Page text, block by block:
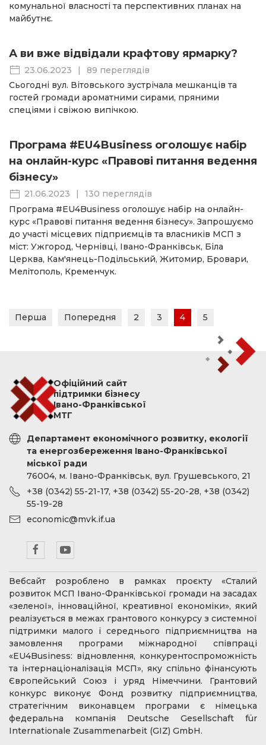
комунальної власності та перспективних планах на
майбутнє.
А ви вже відвідали крафтову ярмарку?
23.06.2023 |
89 переглядів
Сьогодні вул. Вітовського зустрічала мешканців та
гостей громади ароматними сирами, пряними
спеціями і свіжою випічкою.
Програма #EU4Business оголошує набір
на онлайн-курс «Правові питання ведення
бізнесу»
21.06.2023
130 переглядів
Програма #EU4Business оголошує набір на онлайн-
курс «Правові питання ведення бізнесу». Запрошуємо
до участі місцевих підприємців та власників МСП з
міст: Ужгород, Чернівці, Івано-Франківськ, Біла
Церква, Кам'янець-Подільський, Житомир, Бровари,
Мелітополь, Кременчук.
Перша Попередня 2 3 4 5
Офіційний сайт
підтримки бізнесу
Івано-Франківської
МТГ
Департамент економічного розвитку, екології
та енергозбереження Івано-Франківської
міської ради
76004, м. Івано-Франківськ, вул. Грушевського, 21
+38 (0342) 55-21-17, +38 (0342) 55-20-28, +38 (0342)
55-19-28
economic@mvk.if.ua
Вебсайт розроблено в рамках проєкту «Сталий
розвиток МСП Івано-Франківської громади на засадах
«зеленої», інноваційної, креативної економіки», який
реалізується в межах грантового конкурсу з системної
підтримки малого і середнього підприємництва на
замовлення програми міжнародної співпраці
«EU4Business: відновлення, конкурентоспроможність
та інтернаціоналізація МСП», яку спільно фінансують
Європейський Союз і уряд Німеччини. Грантовий
конкурс виконує Фонд розвитку підприємництва,
стратегічним виконавцем програми є німецька
федеральна компанія Deutsche Gesellschaft für
Internationale Zusammenarbeit (GIZ) GmbH.